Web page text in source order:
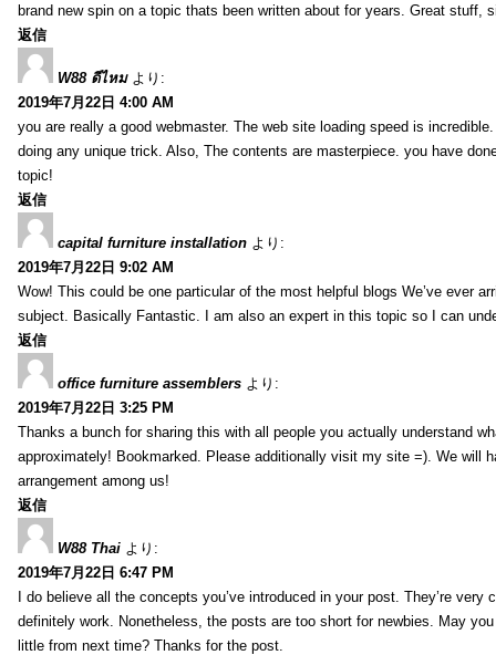
brand new spin on a topic thats been written about for years. Great stuff,
返信
W88 ดีไหม より:
2019年7月22日 4:00 AM
you are really a good webmaster. The web site loading speed is
doing any unique trick. Also, The contents are masterpiece. you have
topic!
返信
capital furniture installation より:
2019年7月22日 9:02 AM
Wow! This could be one particular of the most helpful blogs We’ve ever
subject. Basically Fantastic. I am also an expert in this topic so I can
返信
office furniture assemblers より:
2019年7月22日 3:25 PM
Thanks a bunch for sharing this with all people you actually understand
approximately! Bookmarked. Please additionally visit my site =). We will
arrangement among us!
返信
W88 Thai より:
2019年7月22日 6:47 PM
I do believe all the concepts you’ve introduced in your post. They’re very
definitely work. Nonetheless, the posts are too short for newbies. May
little from next time? Thanks for the post.